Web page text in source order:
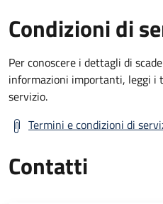
Condizioni di
Per conoscere i dettagli di
informazioni importanti, leggi i
servizio.
Termini e condizioni di
Contatti